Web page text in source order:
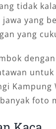
tidak
yang
yang
untuk
Kampung
foto